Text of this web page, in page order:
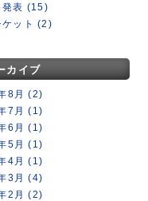
発表 (15)
ケット (2)
カイブ
8月 (2)
7月 (1)
6月 (1)
5月 (1)
4月 (1)
3月 (4)
2月 (2)